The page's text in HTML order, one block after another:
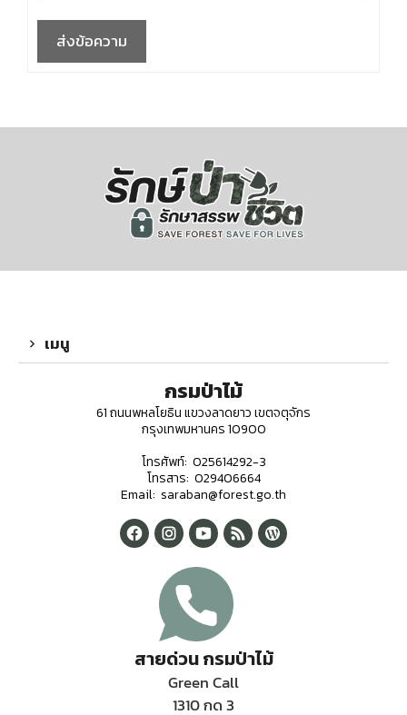
ส่งข้อความ
เมนู
กรมป่าไม้
61 ถนนพหลโยธิน แขวงลาดยาว เขตจตุจักร
กรุงเทพมหานคร 10900
โทรศัพท์: 025614292-3
โทรสาร: 029406664
Email: saraban@forest.go.th
สายด่วน กรมป่าไม้
Green Call
1310 กด 3